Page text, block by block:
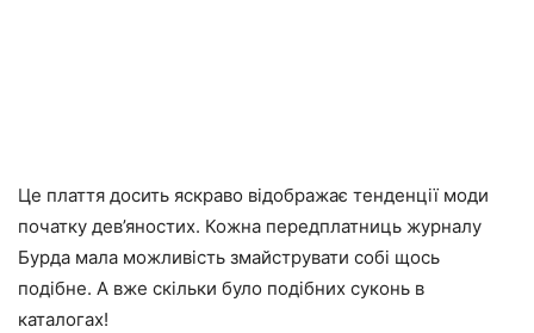
Це плаття досить яскраво відображає тенденції моди
початку дев’яностих. Кожна передплатниць журналу
Бурда мала можливість змайструвати собі щось
подібне. А вже скільки було подібних суконь в
каталогах!